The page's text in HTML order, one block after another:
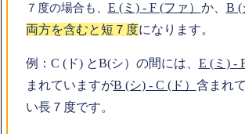
７度の場合も、 E (ミ) - F (ファ） か、 B (
両方を含むと短７度になります。
例：C (ド) とB(シ）の間には、 E (ミ) -
まれていますがB (シ) - C (ド） 含まれ
い長７度です。